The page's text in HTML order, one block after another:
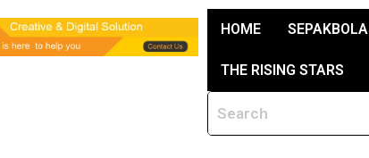
HOME SEPAKBOLA
THE RISING STARS